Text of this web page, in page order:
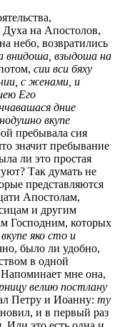
на Апостолов,
небо, возвратились
внидоша, взыдоша на
сии вcu бяху
с женами, и
Его
дние
вкупе
пребывала сия
значит пребывание
ли это простая
Так думать не
представляются
Апостолам,
и другим
Господним, которых
яко сто и
было ли удобно,
в одной
мне она,
велию постлану
Петру и Иoaннy: ту
и в первый раз